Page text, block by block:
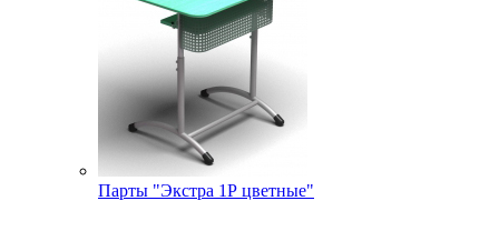
Парты "Экстра 1Р цветные"